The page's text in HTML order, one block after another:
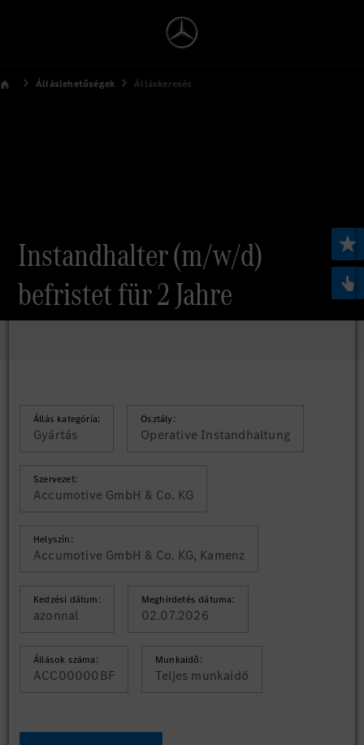
Álláslehetőségek Álláskeresés
Instandhalter (m/w/d)
befristet für 2 Jahre
Állás kategória:
Gyártás
Osztály:
Operative Instandhaltung
Szervezet:
Accumotive GmbH & Co. KG
Helyszín:
Accumotive GmbH & Co. KG, Kamenz
Kedzési dátum:
azonnal
Meghirdetés dátuma:
02.07.2026
Állások száma:
ACC00000BF
Munkaidő:
Teljes munkaidő